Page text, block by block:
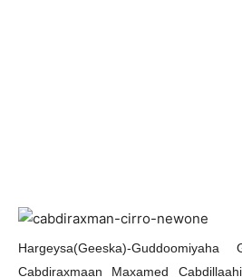
Hargeysa(Geeska)-
Cabdiraxmaan Maxamed